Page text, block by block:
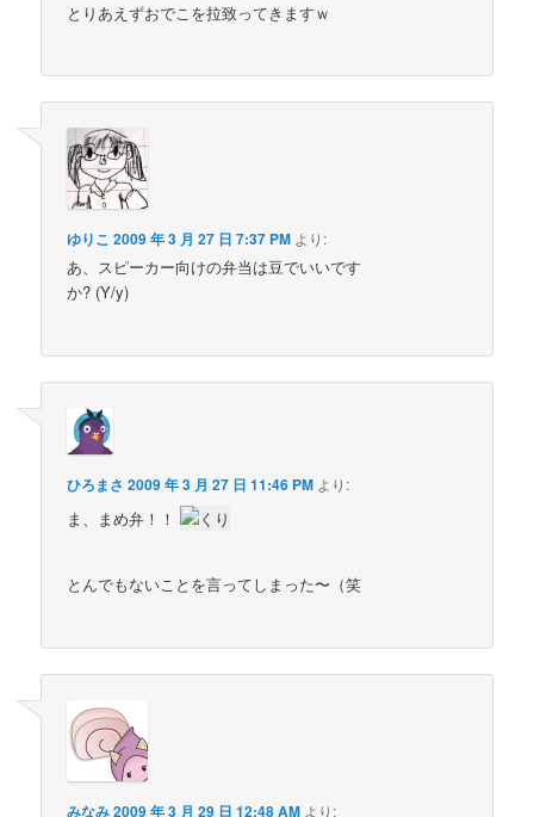
とりあえずおでこを拉致ってきますｗ
ゆりこ 2009 年 3 月 27 日 7:37 PM より:
あ、スピーカー向けの弁当は豆でいいです
か? (Y/y)
ひろまさ 2009 年 3 月 27 日 11:46 PM より:
ま、まめ弁！！
とんでもないことを言ってしまった〜（笑
みなみ2009 年 3 月 29 日 12:48 AM より: